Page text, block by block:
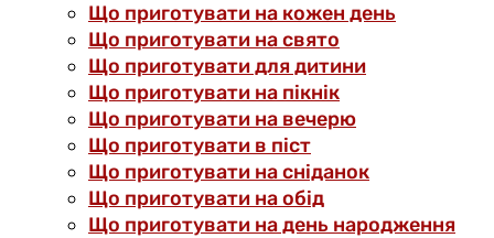
Що приготувати на кожен день
Що приготувати на свято
Що приготувати для дитини
Що приготувати на пікнік
Що приготувати на вечерю
Що приготувати в піст
Що приготувати на сніданок
Що приготувати на обід
Що приготувати на день народження